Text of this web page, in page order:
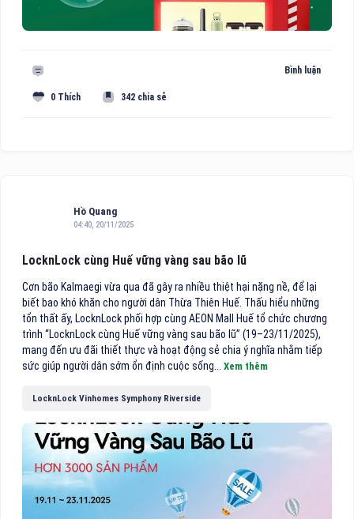
Bình luận
0 Thích 342 chia sẻ
Hồ Quang
04:40, 20/11/2025
LocknLock cùng Huế vững vàng sau bão lũ
Cơn bão Kalmaegi vừa qua đã gây ra nhiều thiệt hại nặng nề, để lại
biết bao khó khăn cho người dân Thừa Thiên Huế. Thấu hiểu những
tổn thất ấy, LocknLock phối hợp cùng AEON Mall Huế tổ chức chương
trình “LocknLock cùng Huế vững vàng sau bão lũ” (19–23/11/2025),
mang đến ưu đãi thiết thực và hoạt động sẻ chia ý nghĩa nhằm tiếp
sức giúp người dân sớm ổn định cuộc sống... Xem thêm
LocknLock Vinhomes Symphony Riverside